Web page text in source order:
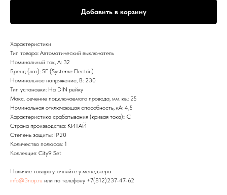
Добавить в корзину
Характеристики
Тип товара: Автоматический выключатель
Номинальный ток, А: 32
Бренд (лат): SE (Systeme Electric)
Номинальное напряжение, В: 230
Тип установки: На DIN рейку
Макс. сечение подключаемого провода, мм. кв.: 25
Номинальная отключающая способность, кА: 4,5
Характеристика срабатывания (кривая тока):: C
Страна производства: КИТАЙ
Степень защиты: IP20
Количество полюсов: 1
Коллекция: City9 Set
Наличие товара уточняйте у менеджера
info@3nap.ru или по телефону +7(812)237-47-62